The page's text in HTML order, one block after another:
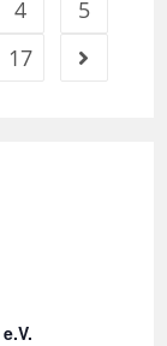
4
5
17 Gehe zur